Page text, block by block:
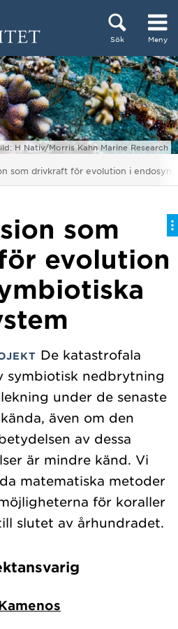
Sök Meny
H Nativ/Morris Kahn Marine Research
som drivkraft för evolution i
som
evolution
De katastrofala
symbiotisk nedbrytning
under de senaste
även om den
av dessa
är mindre känd. Vi
matematiska metoder
för koraller
slutet av århundradet.